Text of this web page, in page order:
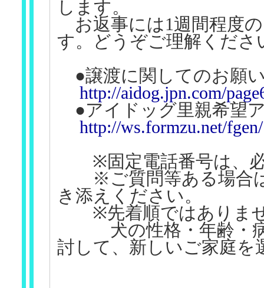
します。
お返事には1週間程度
す。どうぞご理解くださ
●譲渡に関してのお願
http://aidog.jpn.com/
●アイドッグ里親希望
http://ws.formzu.net/
※固定電話番号は、必
※ご質問等ある場合は
き添えください。
※先着順ではありま
犬の性格・年齢・病
討して、新しいご家庭